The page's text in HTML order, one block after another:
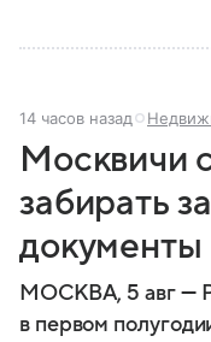
14 часов назад
Москвичи
забирать
документы
МОСКВА, 5 авг —
в первом